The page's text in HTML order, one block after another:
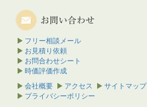
フリー相談メール
お見積り依頼
お問合わせシート
時価評価作成
会社概要
アクセス
サイトマップ
プライバシーポリシー